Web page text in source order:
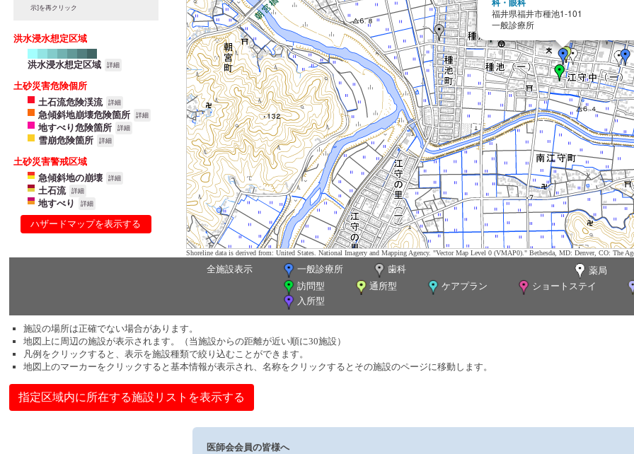
示]を再クリック
洪水浸水想定区域
洪水浸水想定区域 詳細
土砂災害危険個所
土石流危険渓流
詳細
急傾斜地崩壊危険箇所 詳細
地すべり危険箇所 詳細
雪崩危険箇所 詳細
土砂災害警戒区域
急傾斜地の崩壊
詳細
土石流 詳細
地すべり 詳細
ハザードマップを表示する
福井県福井市種池1-101
一般診療所
Shoreline data is derived from: United States. National Imagery and Mapping Agency. "Vector Map Level 0 (VMAP0)." Bethesda, MD: Denver, CO: The
全施設表示 一般診療所 歯科
薬局
訪問型
通所型 ケアプラン
ショートステイ
入所型
施設の場所は正確でない場合があります。
地図上に周辺の施設が表示されます。（当施設からの距離が近い順に30施設）
凡例をクリックすると、表示を施設種類で絞り込むことができます。
地図上のマーカーをクリックすると基本情報が表示され、名称をクリックするとその施設のページに移動します。
指定区域内に所在する施設リストを表示する
医師会会員の皆様へ